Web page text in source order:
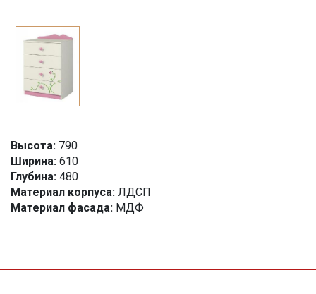
Высота: 790
Ширина: 610
Глубина: 480
Материал корпуса: ЛДСП
Материал фасада: МДФ